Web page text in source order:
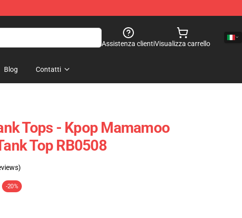
Assistenza clientiVisualizza carrello
Blog Contatti
Tops - Kpop Mamamoo
Top RB0508
-20%